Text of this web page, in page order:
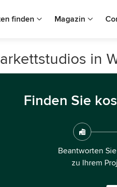
finden Magazin
in
Finden Sie
Beantworten
zu Ihrem